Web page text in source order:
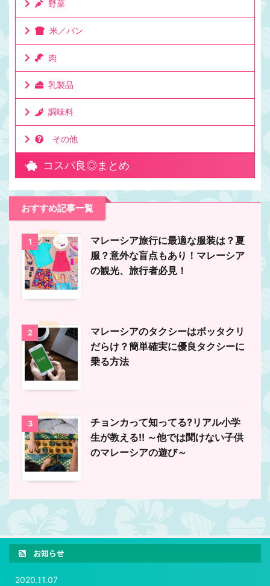
野菜
米／パン
肉
乳製品
調味料
その他
コスパ良◎まとめ
おすすめ記事一覧
1
マレーシア旅行に最適な服装は？夏
服？意外な盲点もあり！マレーシア
の観光、旅行者必見！
2
マレーシアのタクシーはボッタクリ
だらけ？簡単確実に優良タクシーに
乗る方法
3
チョンカって知ってる?リアル小学
生が教える!! ～他では聞けない子供
のマレーシアの遊び～
お知らせ
2020.11.07